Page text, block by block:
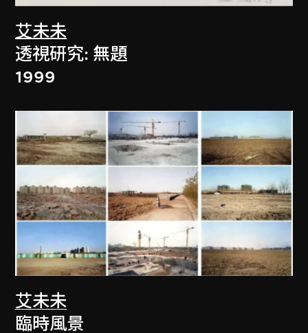
艾未未
透視研究: 無題
1999
艾未未
臨時風景